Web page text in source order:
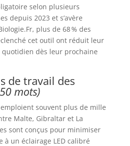
selon plusieurs
depuis 2023 et s’avère
plus de 68 % des
cet outil ont réduit leur
dès leur prochaine
de travail des
mots)
souvent plus de mille
Malte, Gibraltar et La
sont conçus pour minimiser
à un éclairage LED calibré